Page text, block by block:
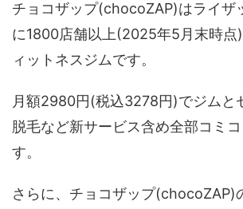
チョコザップ(chocoZAP)はライザ
に1800店舗以上(2025年5月末時点
ィットネスジムです。
月額2980円(税込3278円)でジムと
脱毛など新サービス含め全部コミ
す。
さらに、チョコザップ(chocoZAP)